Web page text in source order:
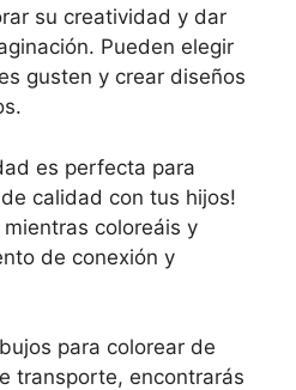
su creatividad y dar
Pueden elegir
gusten y crear diseños
es perfecta para
calidad con tus hijos!
coloreáis y
de conexión y
para colorear de
transporte, encontrarás